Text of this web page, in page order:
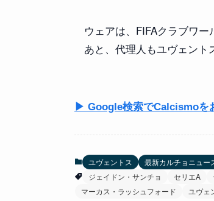
ウェアは、FIFAクラブワ
あと、代理人もユヴェント
▶ Google検索でCalcismoを
ユヴェントス 最新カルチョニュー
ジェイドン・サンチョ
セリエA
マーカス・ラッシュフォード
ユヴェ